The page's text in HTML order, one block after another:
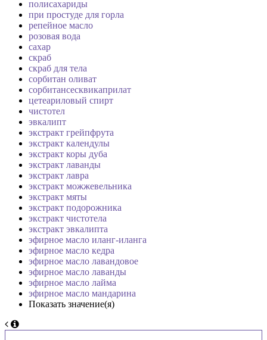
полисахариды
при простуде для горла
репейное масло
розовая вода
сахар
скраб
скраб для тела
сорбитан оливат
сорбитансесквикаприлат
цетеариловый спирт
чистотел
эвкалипт
экстракт грейпфрута
экстракт календулы
экстракт коры дуба
экстракт лаванды
экстракт лавра
экстракт можжевельника
экстракт мяты
экстракт подорожника
экстракт чистотела
экстракт эвкалипта
эфирное масло иланг-иланга
эфирное масло кедра
эфирное масло лавандовое
эфирное масло лаванды
эфирное масло лайма
эфирное масло мандарина
Показать значение(я)